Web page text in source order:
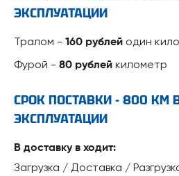
ЭКСПЛУАТАЦИИ
Тралом - 160 рублей один
Фурой - 80 рублей километр
СРОК ПОСТАВКИ - 800 КМ
ЭКСПЛУАТАЦИИ
В доставку в ходит:
Загрузка / Доставка /